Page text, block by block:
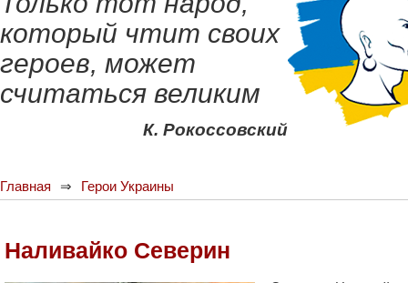
который чтит своих
героев, может
считаться великим
К. Рокоссовский
Главная Герои Украины
Наливайко Северин